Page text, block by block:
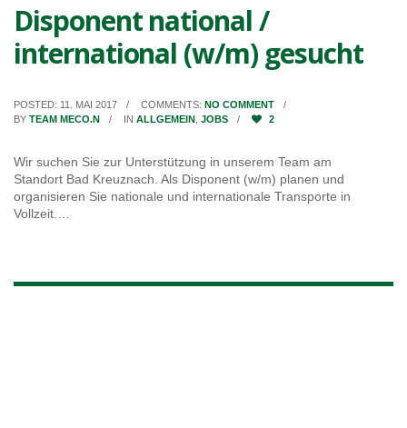
Disponent national /
international (w/m) gesucht
POSTED: 11. MAI 2017 COMMENTS: NO COMMENT
BY TEAM MECO.N IN ALLGEMEIN JOBS 2
Wir suchen Sie zur Unterstützung in unserem Team am
Standort Bad Kreuznach. Als Disponent (w/m) planen und
organisieren Sie nationale und internationale Transporte in
Vollzeit.…